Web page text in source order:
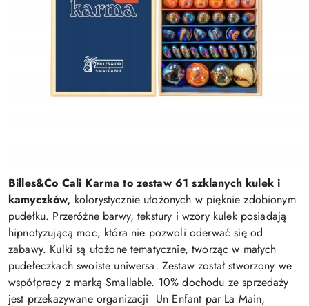
Billes&Co Cali Karma to zestaw 61 szklanych kulek i
kamyczków, kolorystycznie ułożonych w pięknie zdobionym
pudełku. Przeróżne barwy, tekstury i wzory kulek posiadają
hipnotyzującą moc, która nie pozwoli oderwać się od
zabawy. Kulki są ułożone tematycznie, tworząc w małych
pudełeczkach swoiste uniwersa. Zestaw został stworzony we
współpracy z marką Smallable. 10% dochodu ze sprzedaży
jest przekazywane organizacji Un Enfant par La Main,